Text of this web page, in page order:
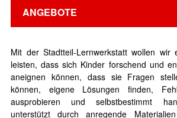
ANGEBOTE
Mit der Stadtteil-Lernwerkstatt wollen wir
leisten, dass sich Kinder forschend und
aneignen können, dass sie Fragen
können, eigene Lösungen finden,
ausprobieren und selbstbestimmt
unterstützt durch anregende